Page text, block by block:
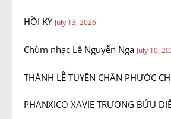
HỒI KÝ July 13, 2026
Chùm nhạc Lê Nguyễn Nga July 10,
THÁNH LỄ TUYÊN CHÂN PHƯỚC
PHANXICO XAVIE TRƯƠNG BỬU